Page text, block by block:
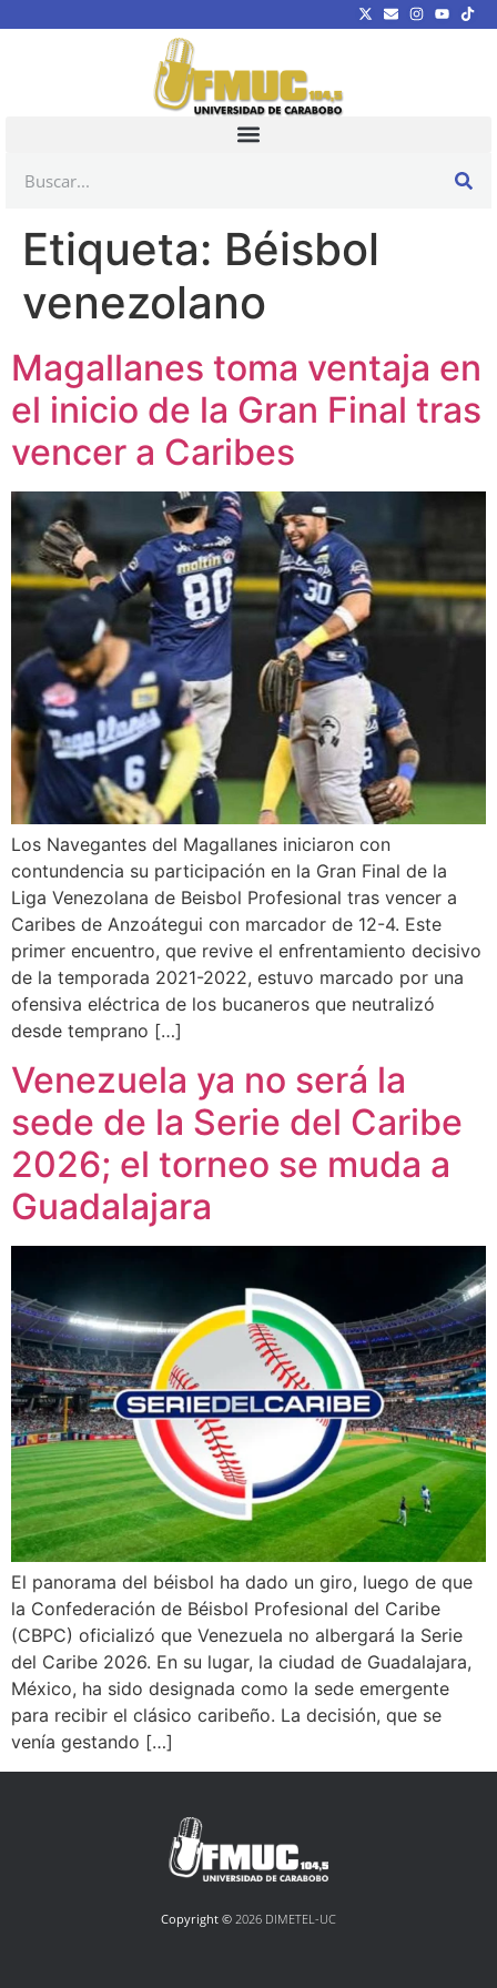
Etiqueta: Béisbol
venezolano
Magallanes toma ventaja en
el inicio de la Gran Final tras
vencer a Caribes
Los Navegantes del Magallanes iniciaron con
contundencia su participación en la Gran Final de la
Liga Venezolana de Beisbol Profesional tras vencer a
Caribes de Anzoátegui con marcador de 12-4. Este
primer encuentro, que revive el enfrentamiento decisivo
de la temporada 2021-2022, estuvo marcado por una
ofensiva eléctrica de los bucaneros que neutralizó
desde temprano […]
Venezuela ya no será la
sede de la Serie del Caribe
2026; el torneo se muda a
Guadalajara
El panorama del béisbol ha dado un giro, luego de que
la Confederación de Béisbol Profesional del Caribe
(CBPC) oficializó que Venezuela no albergará la Serie
del Caribe 2026. En su lugar, la ciudad de Guadalajara,
México, ha sido designada como la sede emergente
para recibir el clásico caribeño. La decisión, que se
venía gestando […]
Copyright © 2026 DIMETEL-UC